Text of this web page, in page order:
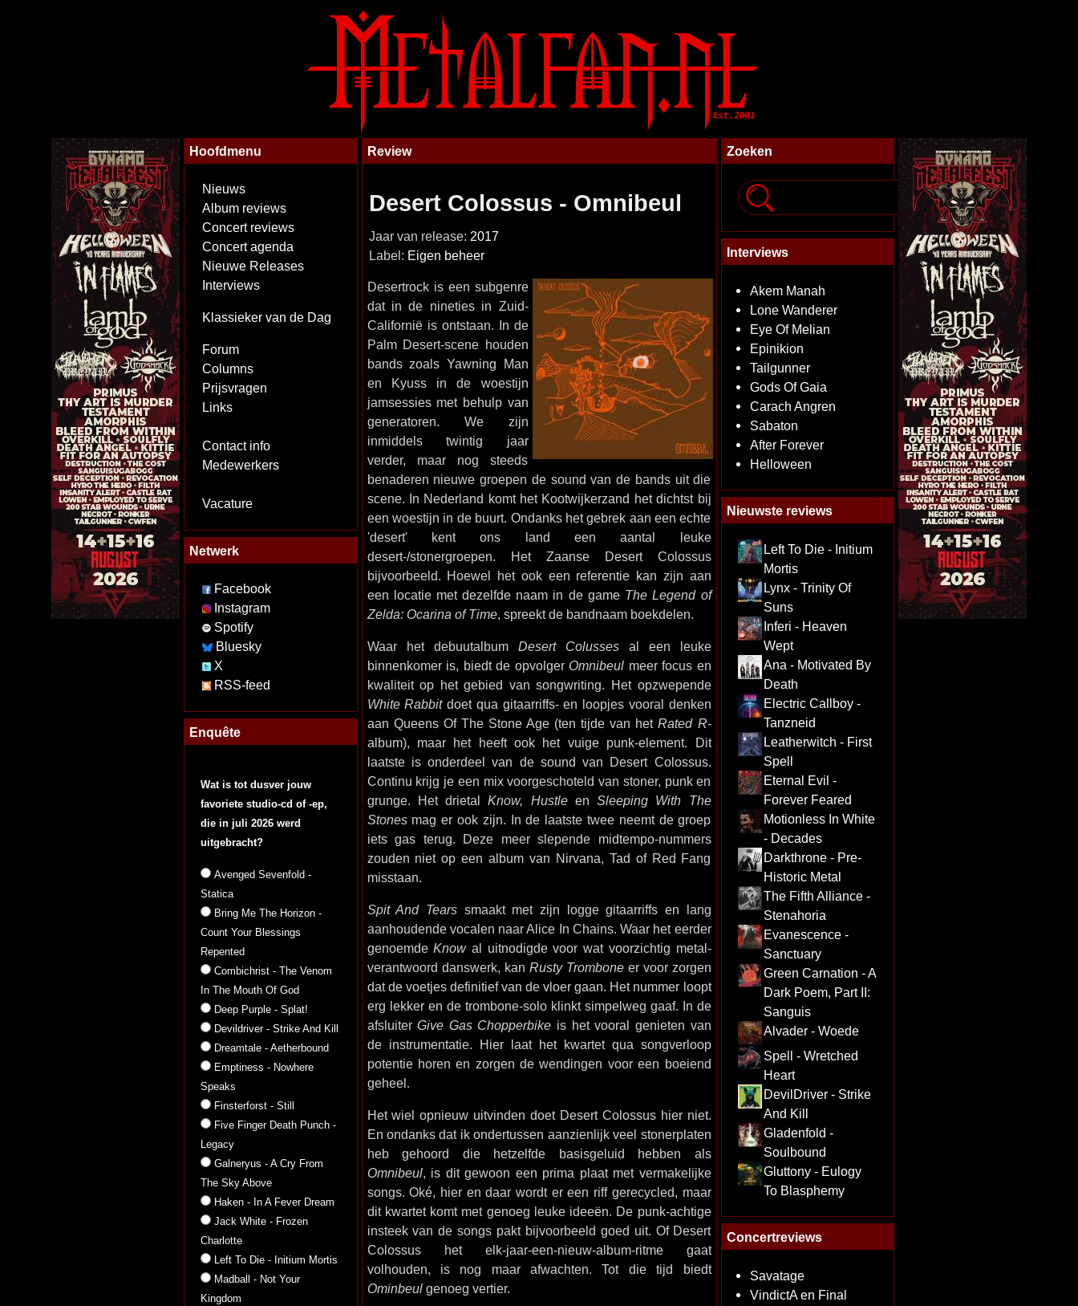
Hoofdmenu
Nieuws
Album reviews
Concert reviews
Concert agenda
Nieuwe Releases
Interviews
Klassieker van de Dag
Forum
Columns
Prijsvragen
Links
Contact info
Medewerkers
Vacature
Netwerk
Facebook
Instagram
Spotify
Bluesky
X
RSS-feed
Enquête
Wat is tot dusver jouw
favoriete studio-cd of -ep,
die in juli 2026 werd
uitgebracht?
Avenged Sevenfold -
Statica
Bring Me The Horizon -
Count Your Blessings
Repented
Combichrist - The Venom
In The Mouth Of God
Deep Purple - Splat!
Devildriver - Strike And Kill
Dreamtale - Aetherbound
Emptiness - Nowhere
Speaks
Finsterforst - Still
Five Finger Death Punch -
Legacy
Galneryus - A Cry From
The Sky Above
Haken - In A Fever Dream
Jack White - Frozen
Charlotte
Left To Die - Initium Mortis
Madball - Not Your
Kingdom
Review
Desert Colossus - Omnibeul
Jaar van release: 2017
Label: Eigen beheer
Desertrock is een subgenre
dat in de nineties in Zuid-
Californië is ontstaan. In de
Palm Desert-scene houden
bands zoals Yawning Man
en Kyuss in de woestijn
jamsessies met behulp van
generatoren. We zijn
inmiddels twintig jaar
verder, maar nog steeds
benaderen nieuwe groepen de sound van de bands uit die
scene. In Nederland komt het Kootwijkerzand het dichtst bij
een woestijn in de buurt. Ondanks het gebrek aan een echte
'desert' kent ons land een aantal leuke
desert-/stonergroepen. Het Zaanse Desert Colossus
bijvoorbeeld. Hoewel het ook een referentie kan zijn aan
een locatie met dezelfde naam in de game The Legend of
Zelda: Ocarina of Time, spreekt de bandnaam boekdelen.
Waar het debuutalbum Desert Colussesal een leuke
binnenkomer is, biedt de opvolger Omnibeul meer focus en
kwaliteit op het gebied van songwriting. Het opzwepende
White Rabbitdoet qua gitaarriffs- en loopjes vooral denken
aan Queens Of The Stone Age (ten tijde van hetRated R-
album), maar het heeft ook het vuige punk-element. Dit
laatste is onderdeel van de sound van Desert Colossus.
Continu krijg je een mix voorgeschoteld van stoner, punk en
grunge. Het drietalKnow, Hustleen Sleeping With The
Stonesmag er ook zijn. In de laatste twee neemt de groep
iets gas terug. Deze meer slepende midtempo-nummers
zouden niet op een album van Nirvana, Tad of Red Fang
misstaan.
Spit And Tearssmaakt met zijn logge gitaarriffs en lang
aanhoudende vocalen naar Alice In Chains. Waar het eerder
genoemdeKnowal uitnodigde voor wat voorzichtig metal-
verantwoord danswerk, kan Rusty Tromboneer voor zorgen
dat de voetjes definitief van de vloer gaan. Het nummer loopt
erg lekker en de trombone-solo klinkt simpelweg gaaf. In de
afsluiterGive Gas Chopperbike is het vooral genieten van
de instrumentatie. Hier laat het kwartet qua songverloop
potentie horen en zorgen de wendingen voor een boeiend
geheel.
Het wiel opnieuw uitvinden doet Desert Colossus hier niet.
En ondanks dat ik ondertussen aanzienlijk veel stonerplaten
heb gehoord die hetzelfde basisgeluid hebben als
Omnibeul, is dit gewoon een prima plaat met vermakelijke
songs. Oké, hier en daar wordt er een riff gerecycled, maar
dit kwartet komt met genoeg leuke ideeën. De punk-achtige
insteek van de songs pakt bijvoorbeeld goed uit. Of Desert
Colossus het elk-jaar-een-nieuw-album-ritme gaat
volhouden, is nog maar afwachten. Tot die tijd biedt
Ominbeulgenoeg vertier.
Zoeken
Interviews
Akem Manah
Lone Wanderer
Eye Of Melian
Epinikion
Tailgunner
Gods Of Gaia
Carach Angren
Sabaton
After Forever
Helloween
Nieuwste reviews
Left To Die - Initium
Mortis
Lynx - Trinity Of
Suns
Inferi - Heaven
Wept
Ana - Motivated By
Death
Electric Callboy -
Tanzneid
Leatherwitch - First
Spell
Eternal Evil -
Forever Feared
Motionless In White
- Decades
Darkthrone - Pre-
Historic Metal
The Fifth Alliance -
Stenahoria
Evanescence -
Sanctuary
Green Carnation - A
Dark Poem, Part II:
Sanguis
Alvader - Woede
Spell - Wretched
Heart
DevilDriver - Strike
And Kill
Gladenfold -
Soulbound
Gluttony - Eulogy
To Blasphemy
Concertreviews
Savatage
VindictA en Final